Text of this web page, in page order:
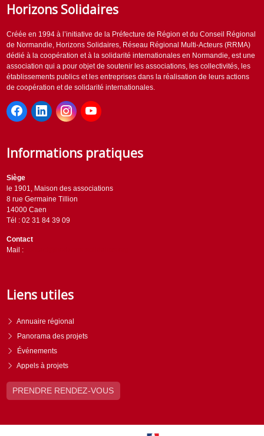
Horizons Solidaires
Créée en 1994 à l’initiative de la Préfecture de Région et du Conseil Régional
de Normandie, Horizons Solidaires, Réseau Régional Multi-Acteurs (RRMA)
dédié à la coopération et à la solidarité internationales en Normandie, est une
association qui a pour objet de soutenir les associations, les collectivités, les
établissements publics et les entreprises dans la réalisation de leurs actions
de coopération et de solidarité internationales.
Informations pratiques
Siège
le 1901, Maison des associations
8 rue Germaine Tillion
14000 Caen
Tél : 02 31 84 39 09
Contact
Mail :
Liens utiles
Annuaire régional
Panorama des projets
Événements
Appels à projets
PRENDRE RENDEZ-VOUS